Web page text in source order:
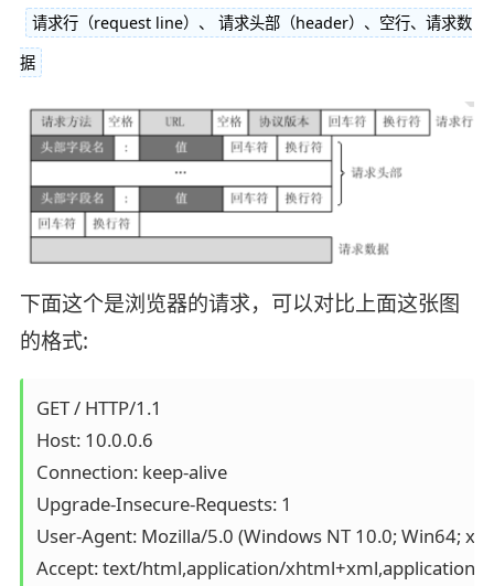
请求行（request line）、 请求头部（header）、空行、请求数
据
下面这个是浏览器的请求，可以对比上面这张图
的格式:
GET / HTTP/1.1
Host: 10.0.0.6
Connection: keep-alive
Upgrade-Insecure-Requests: 1
User-Agent: Mozilla/5.0 (Windows NT 10.0; Win64;
Accept: text/html,application/xhtml+xml,application/